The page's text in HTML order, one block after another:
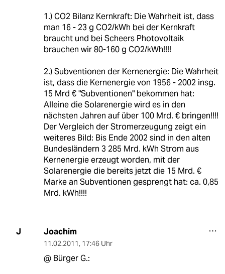
1.) CO2 Bilanz Kernkraft: Die Wahrheit ist, dass
man 16 - 23 g CO2/kWh bei der Kernkraft
braucht und bei Scheers Photovoltaik
brauchen wir 80-160 g CO2/kWh!!!!
2.) Subventionen der Kernenergie: Die Wahrheit
ist, dass die Kernenergie von 1956 - 2002 insg.
15 Mrd € "Subventionen" bekommen hat:
Alleine die Solarenergie wird es in den
nächsten Jahren auf über 100 Mrd. € bringen!!!!
Der Vergleich der Stromerzeugung zeigt ein
weiteres Bild: Bis Ende 2002 sind in den alten
Bundesländern 3 285 Mrd. kWh Strom aus
Kernenergie erzeugt worden, mit der
Solarenergie die bereits jetzt die 15 Mrd. €
Marke an Subventionen gesprengt hat: ca. 0,85
Mrd. kWh!!!!
J Joachim
11.02.2011, 17:46 Uhr
@ Bürger G.: